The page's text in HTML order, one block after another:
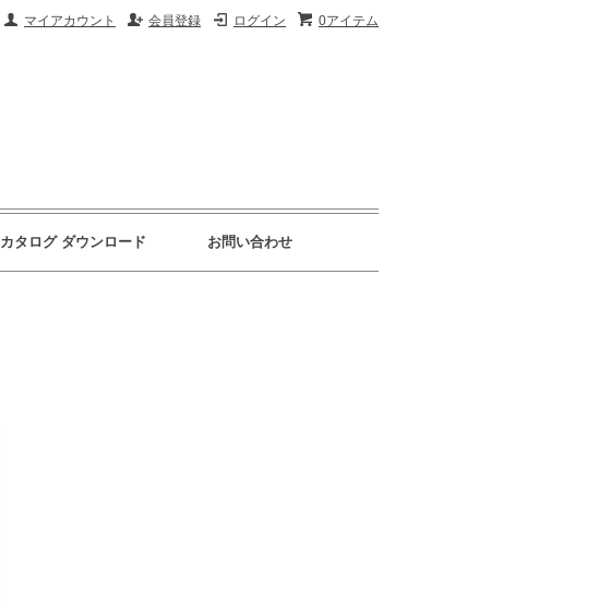
0アイテム
ログイン
会員登録
マイアカウント
カタログ ダウンロード お問い合わせ